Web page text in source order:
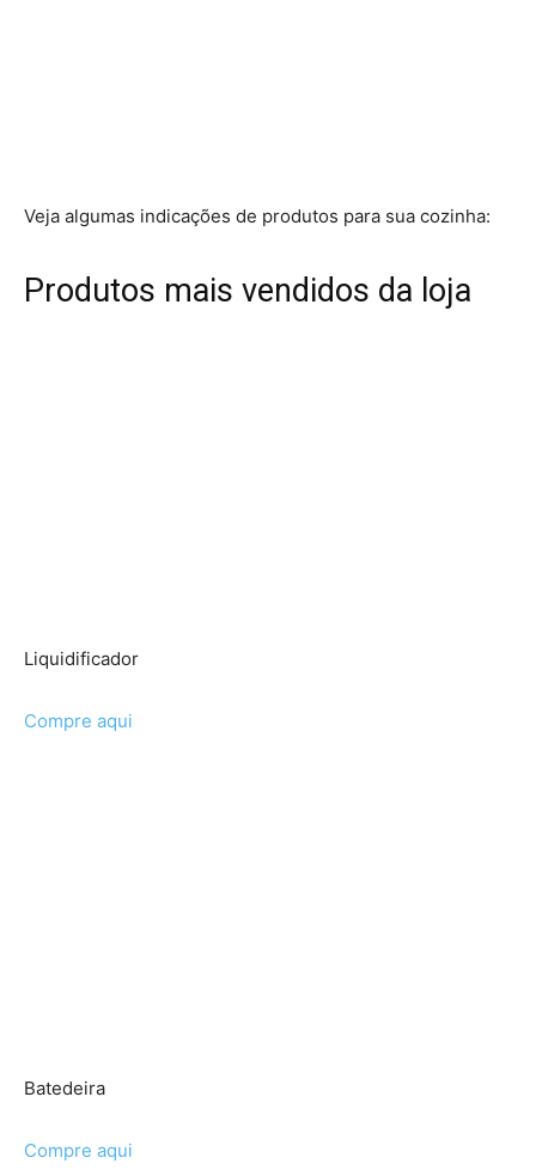
Veja algumas indicações de produtos para sua cozinha:
Produtos mais vendidos da loja
Liquidificador
Compre aqui
Batedeira
Compre aqui